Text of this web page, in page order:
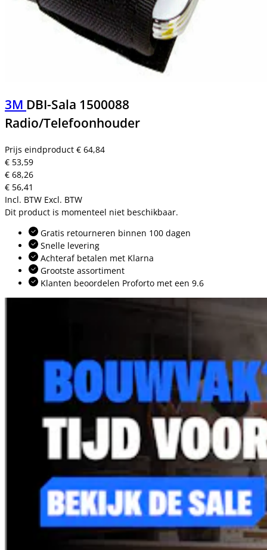
3M DBI-Sala 1500088
Radio/Telefoonhouder
Prijs eindproduct € 64,84
€ 53,59
€ 68,26
€ 56,41
Incl. BTW Excl. BTW
Dit product is momenteel niet beschikbaar.
Gratis retourneren binnen 100 dagen
Snelle levering
Achteraf betalen met Klarna
Grootste assortiment
Klanten beoordelen Proforto met een 9.6